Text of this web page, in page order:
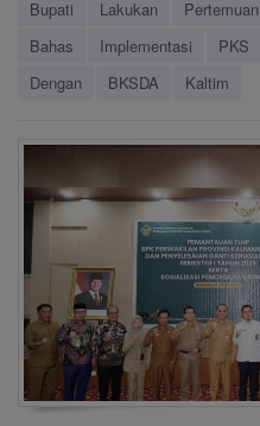
Bupati Lakukan Pertemuan
Bahas
Implementasi PKS
Dengan
BKSDA Kaltim